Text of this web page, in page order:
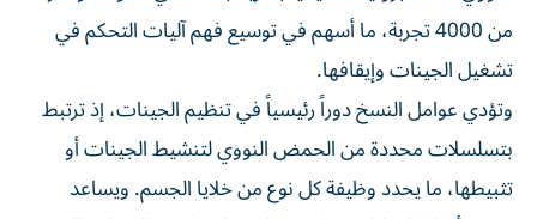
من 4000 تجربة، ما أسهم في توسيع فهم آليات التحكم في
تشغيل الجينات وإيقافها.
وتؤدي عوامل النسخ دوراً رئيسياً في تنظيم الجينات، إذ ترتبط
بتسلسلات محددة من الحمض النووي لتنشيط الجينات أو
تثبيطها، ما يحدد وظيفة كل نوع من خلايا الجسم. ويساعد